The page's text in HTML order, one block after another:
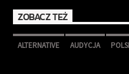
ZOBACZ TEŻ
ALTERNATIVE AUDYCJA